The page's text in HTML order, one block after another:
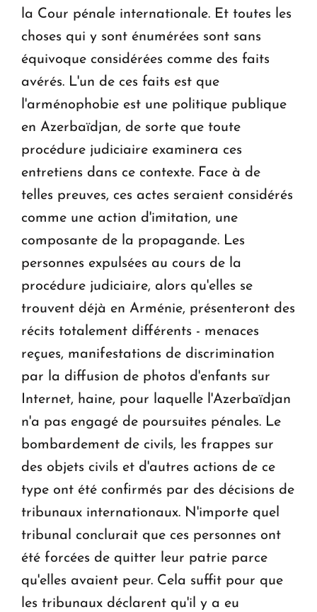
la Cour pénale internationale. Et toutes les
choses qui y sont énumérées sont sans
équivoque considérées comme des faits
avérés. L'un de ces faits est que
l'arménophobie est une politique publique
en Azerbaïdjan, de sorte que toute
procédure judiciaire examinera ces
entretiens dans ce contexte. Face à de
telles preuves, ces actes seraient considérés
comme une action d'imitation, une
composante de la propagande. Les
personnes expulsées au cours de la
procédure judiciaire, alors qu'elles se
trouvent déjà en Arménie, présenteront des
récits totalement différents - menaces
reçues, manifestations de discrimination
par la diffusion de photos d'enfants sur
Internet, haine, pour laquelle l'Azerbaïdjan
n'a pas engagé de poursuites pénales. Le
bombardement de civils, les frappes sur
des objets civils et d'autres actions de ce
type ont été confirmés par des décisions de
tribunaux internationaux. N'importe quel
tribunal conclurait que ces personnes ont
été forcées de quitter leur patrie parce
qu'elles avaient peur. Cela suffit pour que
les tribunaux déclarent qu'il y a eu